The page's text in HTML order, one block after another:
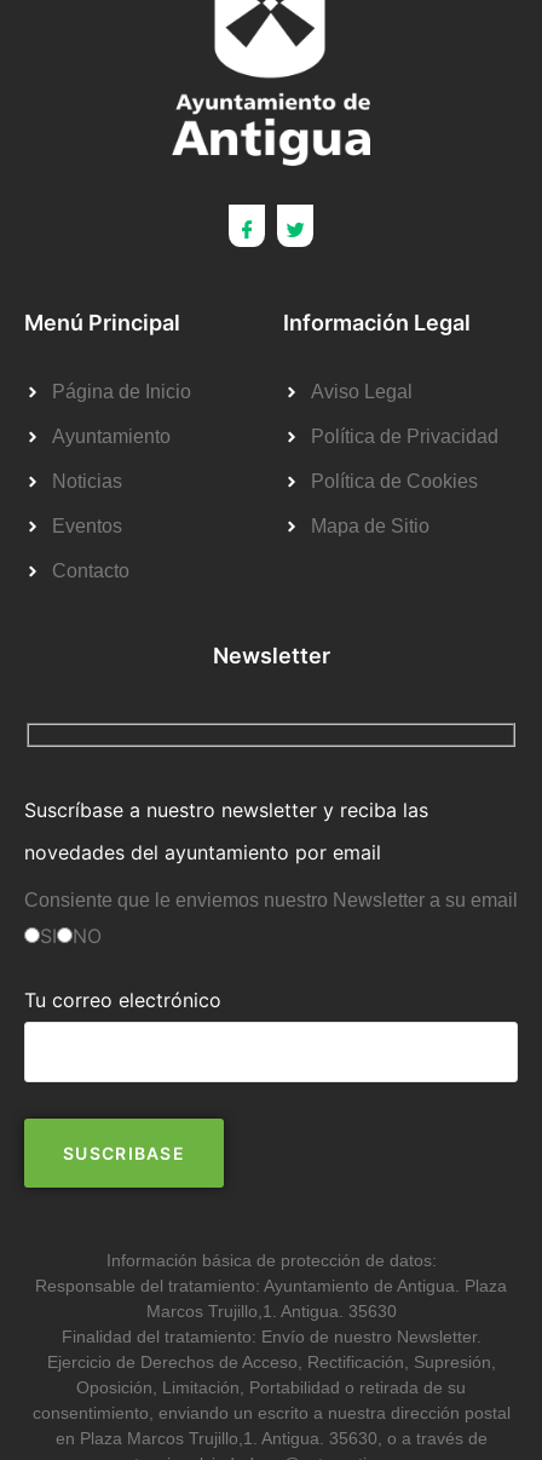
Menú Principal
Página de Inicio
Ayuntamiento
Noticias
Eventos
Contacto
Información Legal
Aviso Legal
Política de Privacidad
Política de Cookies
Mapa de Sitio
Newsletter
Suscríbase a nuestro newsletter y reciba las
novedades del ayuntamiento por email
Consiente que le enviemos nuestro Newsletter a su email
SI NO
Tu correo electrónico
Información básica de protección de datos:
Responsable del tratamiento: Ayuntamiento de Antigua. Plaza
Marcos Trujillo,1. Antigua. 35630
Finalidad del tratamiento: Envío de nuestro Newsletter.
Ejercicio de Derechos de Acceso, Rectificación, Supresión,
Oposición, Limitación, Portabilidad o retirada de su
consentimiento, enviando un escrito a nuestra dirección postal
en Plaza Marcos Trujillo,1. Antigua. 35630, o a través de